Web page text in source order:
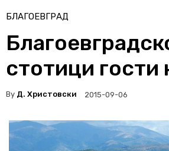
БЛАГОЕВГРАД
стотици гости
By Д. Христовски 2015-09-06